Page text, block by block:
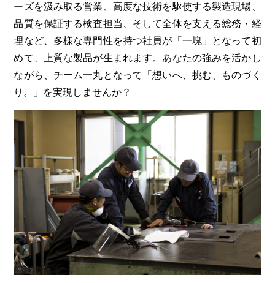
ーズを汲み取る営業、高度な技術を駆使する製造現場、
品質を保証する検査担当、そして全体を支える総務・経
理など、多様な専門性を持つ社員が「一塊」となって初
めて、上質な製品が生まれます。あなたの強みを活かし
ながら、チーム一丸となって「想いへ、挑む、ものづく
り。」を実現しませんか？